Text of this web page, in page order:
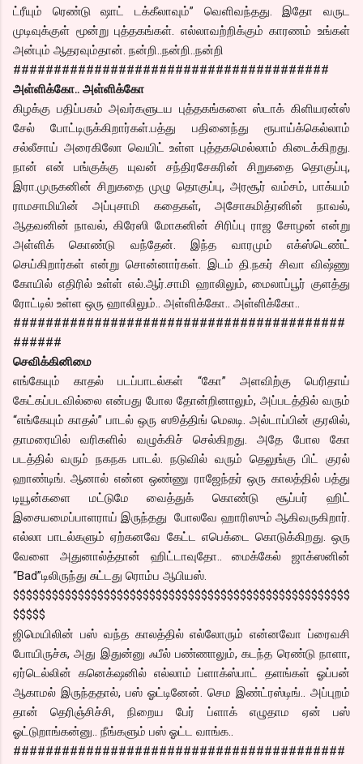
ட்ரீயும் ரெண்டு ஷாட் டக்கீலாவும்” வெளிவந்தது. இதோ வருட
முடிவுக்குள் மூன்று புத்தகங்கள். எல்லாவற்றிக்கும் காரணம் உங்கள்
அன்பும் ஆதரவும்தான். நன்றி..நன்றி..நன்றி
#######################################
அள்ளிக்கோ.. அள்ளிக்கோ
கிழக்கு பதிப்பகம் அவர்களுடய புத்தகங்களை ஸ்டாக் கிளியரன்ஸ்
சேல் போட்டிருக்கிறார்கள்.பத்து பதினைந்து ரூபாய்க்கெல்லாம்
சல்லீசாய் அரைகிலோ வெயிட் உள்ள புத்தகமெல்லாம் கிடைக்கிறது.
நான் என் பங்குக்கு யுவன் சந்திரசேகரின் சிறுகதை தொகுப்பு,
இரா.முருகனின் சிறுகதை முழு தொகுப்பு, அரசூர் வம்சம், பாக்யம்
ராமசாமியின் அப்புசாமி கதைகள், அசோகமித்ரனின் நாவல்,
ஆதவனின் நாவல், கிரேஸி மோகனின் சிரிப்பு ராஜ சோழன் என்று
அள்ளிக் கொண்டு வந்தேன். இந்த வாரமும் எக்ஸ்டெண்ட்
செய்கிறார்கள் என்று சொன்னார்கள். இடம் தி.நகர் சிவா விஷ்ணு
கோயில் எதிரில் உள்ள் எல்.ஆர்.சாமி ஹாலிலும், மைலாப்பூர் குளத்து
ரோட்டில் உள்ள ஒரு ஹாலிலும்.. அள்ளிக்கோ.. அள்ளிக்கோ..
#########################################
######
செவிக்கினிமை
எங்கேயும் காதல் படப்பாடல்கள் “கோ” அளவிற்கு பெரிதாய்
கேட்கப்படவில்லை என்பது போல தோன்றினாலும், அப்படத்தில் வரும்
“எங்கேயும் காதல்” பாடல் ஒரு ஸூத்திங் மெலடி. அல்டாப்பின் குரலில்,
தாமரையில் வரிகளில் வழுக்கிச் செல்கிறது. அதே போல கோ
படத்தில் வரும் நகநக பாடல். நடுவில் வரும் தெலுங்கு பிட் குரல்
ஹாண்டிங். ஆனால் என்ன ஒண்ணு ராஜேந்தர் ஒரு காலத்தில் பத்து
டியூன்களை மட்டுமே வைத்துக் கொண்டு சூப்பர் ஹிட்
இசையமைப்பாளராய் இருந்தது போலவே ஹாரிஸும் ஆகிவருகிறார்.
எல்லா பாடல்களும் ஏற்கனவே கேட்ட எபெக்டை கொடுக்கிறது. ஒரு
வேளை அதுனால்த்தான் ஹிட்டாவுதோ.. மைக்கேல் ஜாக்ஸனின்
“Bad”டிலிருந்து சுட்டது ரொம்ப ஆபியஸ்.
$$$$$$$$$$$$$$$$$$$$$$$$$$$$$$$$$$$$$$$$$$$$$$$$$$$$
$$$$$
ஜிமெயிலின் பஸ் வந்த காலத்தில் எல்லோரும் என்னவோ ப்ரைவசி
போயிருச்சு, அது இதுன்னு ஃபீல் பண்ணாலும், கடந்த ரெண்டு நாளா,
ஏர்டெல்லின் கனெக்‌ஷனில் எல்லாம் ப்ளாக்ஸ்பாட் தளங்கள் ஓப்பன்
ஆகாமல் இருந்ததால், பஸ் ஓட்டினேன். செம இண்ட்ரஸ்டிங்.. அப்புறம்
தான் தெரிஞ்சிச்சி, நிறைய பேர் ப்ளாக் எழுதாம ஏன் பஸ்
ஓட்டுறாங்கன்னு.. நீங்களும் பஸ் ஓட்ட வாங்க..
#########################################